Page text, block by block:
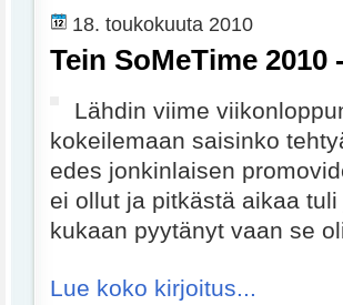
18. toukokuuta 2010
Tein SoMeTime
Lähdin viime
kokeilemaan saisinko
edes jonkinlaisen
ei ollut ja pitkästä aikaa
kukaan pyytänyt vaan se
Lue koko kirjoitus...